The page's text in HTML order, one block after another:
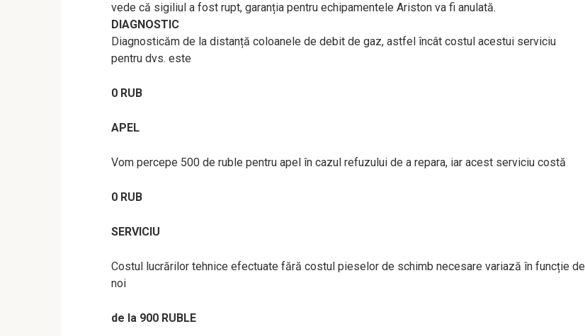
vede că sigiliul a fost rupt, garanția pentru echipamentele Ariston va fi anulată.
DIAGNOSTIC
Diagnosticăm de la distanță coloanele de debit de gaz, astfel încât costul acestui serviciu
pentru dvs. este
0 RUB
APEL
Vom percepe 500 de ruble pentru apel în cazul refuzului de a repara, iar acest serviciu costă
0 RUB
SERVICIU
Costul lucrărilor tehnice efectuate fără costul pieselor de schimb necesare variază în funcție de
noi
de la 900 RUBLE